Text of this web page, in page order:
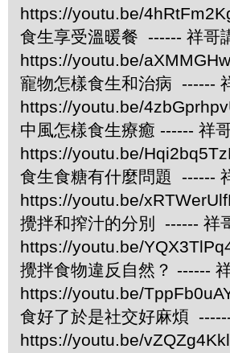
https://youtu.be/
食生享受溫暖餐 ------ 祥哥
https://youtu.be/
寵物怎樣食生和治病 ------
https://youtu.be/
中風怎樣食生療癒 ------ 祥
https://youtu.be/
食生食糖有什麼問題 ------
https://youtu.be/
攪拌和搾汁的分別 ------ 祥
https://youtu.be/
攪拌食物違反自然？ ------
https://youtu.be/
食好了於是社交好麻煩
https://youtu.be/